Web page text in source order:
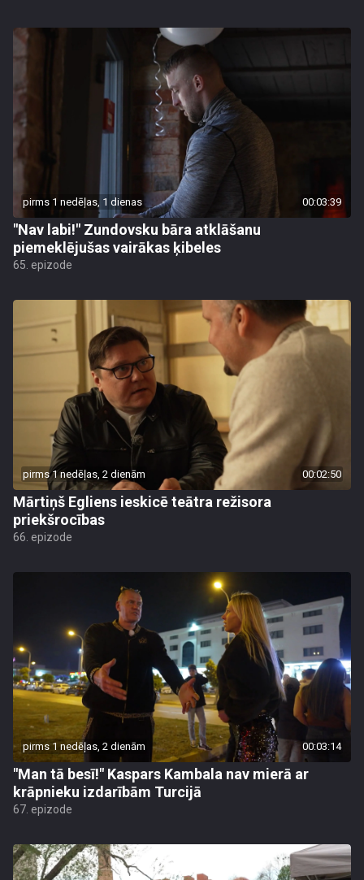
pirms 1 nedēļas, 1 dienas 00:03:39
"Nav labi!" Zundovsku bāra atklāšanu
piemeklējušas vairākas ķibeles
65. epizode
pirms 1 nedēļas, 2 dienām 00:02:50
Mārtiņš Egliens ieskicē teātra režisora
priekšrocības
66. epizode
pirms 1 nedēļas, 2 dienām 00:03:14
"Man tā besī!" Kaspars Kambala nav mierā ar
krāpnieku izdarībām Turcijā
67. epizode